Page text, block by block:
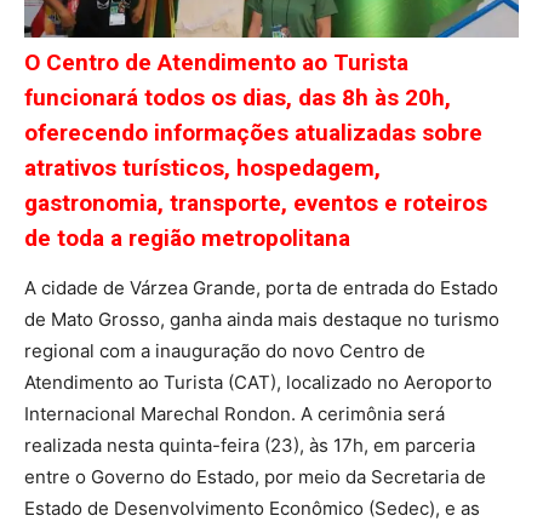
O Centro de Atendimento ao Turista
funcionará todos os dias, das 8h às 20h,
oferecendo informações atualizadas sobre
atrativos turísticos, hospedagem,
gastronomia, transporte, eventos e roteiros
de toda a região metropolitana
A cidade de Várzea Grande, porta de entrada do Estado
de Mato Grosso, ganha ainda mais destaque no turismo
regional com a inauguração do novo Centro de
Atendimento ao Turista (CAT), localizado no Aeroporto
Internacional Marechal Rondon. A cerimônia será
realizada nesta quinta-feira (23), às 17h, em parceria
entre o Governo do Estado, por meio da Secretaria de
Estado de Desenvolvimento Econômico (Sedec), e as